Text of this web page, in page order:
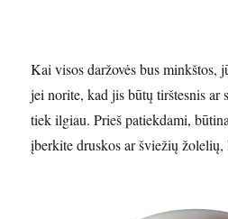
Kai visos daržovės bus minkštos,
jei norite, kad jis būtų tirštesnis ar
tiek ilgiau. Prieš patiekdami,
įberkite druskos ar šviežių